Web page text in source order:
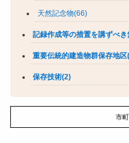
天然記念物(66)
記録作成等の措置を講ずべ
重要伝統的建造物群保存地区
保存技術(2)
市